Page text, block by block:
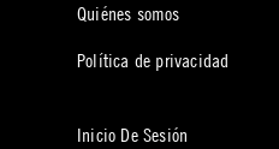
Quiénes somos
Política de privacidad
Inicio De Sesión